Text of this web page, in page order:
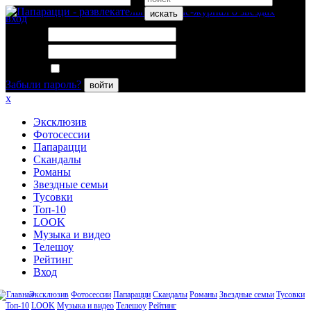
искать
вход
Забыли пароль?
войти
x
Эксклюзив
Фотосессии
Папарацци
Скандалы
Романы
Звездные семьи
Тусовки
Топ-10
LOOK
Музыка и видео
Телешоу
Рейтинг
Вход
Эксклюзив Фотосессии Папарацци Скандалы Романы Звездные семьи Тусовки
Топ-10 LOOK Музыка и видео Телешоу Рейтинг